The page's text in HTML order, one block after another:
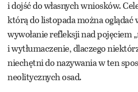
i dojść do własnych wniosków.
którą do listopada można oglądać
wywołanie refleksji nad pojęciem
i wytłumaczenie, dlaczego
niechętni do nazywania w ten
neolitycznych osad.